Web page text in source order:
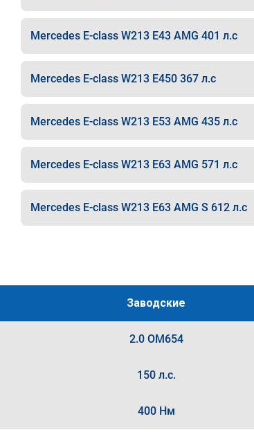
Mercedes E-class W213 E43 AMG 401 л.с
Mercedes E-class W213 E450 367 л.с
Mercedes E-class W213 E53 AMG 435 л.с
Mercedes E-class W213 E63 AMG 571 л.с
Mercedes E-class W213 E63 AMG S 612 л.с
Заводские
2.0 OM654
150 л.с.
400 Нм